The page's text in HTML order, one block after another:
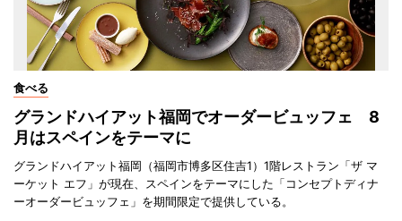
食べる
グランドハイアット福岡でオーダービュッフェ 8
月はスペインをテーマに
グランドハイアット福岡（福岡市博多区住吉1）1階レストラン「ザ マ
ーケット エフ」が現在、スペインをテーマにした「コンセプトディナ
ーオーダービュッフェ」を期間限定で提供している。